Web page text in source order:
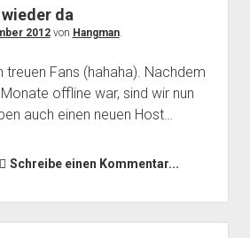
da
2012von Hangman.
treuen Fans (hahaha). Nachdem
offline war, sind wir nun
auch einen neuen Host…
Schreibe einen Kommentar...